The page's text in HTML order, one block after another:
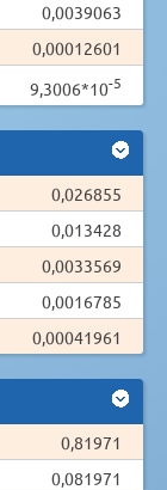
0,0039063
0,00012601
9,3006*10-5
0,026855
0,013428
0,0033569
0,0016785
0,00041961
0,81971
0,081971